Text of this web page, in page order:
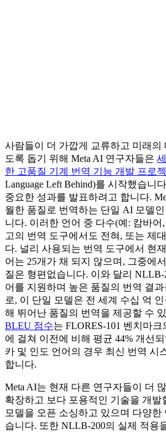
사람들이 더 가깝게 교류하고 미래의
도록 돕기 위해 Meta AI 연구자들은
한 고품질 기계 번역 기능 개발 프로
Language Left Behind)를 시작했습니
중요한 성과를 발표하려고 합니다.
월한 품질로 번역하는 단일 AI 모델인
니다. 이러한 언어 중 다수(예: 캄바어
고의 번역 도구에서도 전혀, 또는 제
다. 널리 사용되는 번역 도구에서 현
어는 25개가 채 되지 않으며, 그중에
질은 형편없습니다. 이와 달리 NLLB-
어를 지원하며 높은 품질의 번역 결
로, 이 단일 모델은 전 세계 수십 억
해 뛰어난 품질의 번역을 제공할 수
BLEU 점수는 FLORES-101 벤치마
에 걸쳐 이전에 비해 평균 44% 개선
카 및 인도 언어의 경우 최신 번역 시
합니다.
Meta AI는 현재 다른 연구자들이 더
확장하고 보다 포용적인 기술을 개발
모델을 오픈 소싱하고 있으며 다양한
습니다. 또한 NLLB-200의 실제 적용